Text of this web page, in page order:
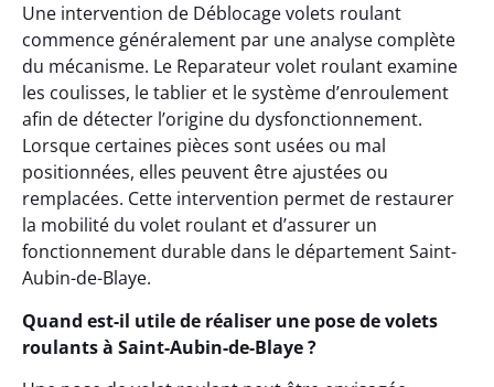
Une intervention de Déblocage volets roulant
commence généralement par une analyse complète
du mécanisme. Le Reparateur volet roulant examine
les coulisses, le tablier et le système d’enroulement
afin de détecter l’origine du dysfonctionnement.
Lorsque certaines pièces sont usées ou mal
positionnées, elles peuvent être ajustées ou
remplacées. Cette intervention permet de restaurer
la mobilité du volet roulant et d’assurer un
fonctionnement durable dans le département Saint-
Aubin-de-Blaye.
Quand est-il utile de réaliser une pose de volets
roulants à Saint-Aubin-de-Blaye ?